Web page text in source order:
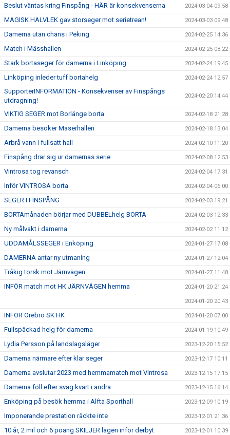
Beslut väntas kring Finspång - HÄR är konsekvenserna 2024-03-04 09:58
MAGISK HALVLEK gav storseger mot serietrean! 2024-03-03 09:48
Damerna utan chans i Peking 2024-02-25 14:36
Match i Mässhallen 2024-02-25 08:22
Stark bortaseger för damerna i Linköping 2024-02-24 19:45
Linköping inleder tuff bortahelg 2024-02-24 12:57
SupporterINFORMATION - Konsekvenser av Finspångs
utdragning!
2024-02-20 14:44
VIKTIG SEGER mot Borlänge borta 2024-02-18 21:28
Damerna besöker Maserhallen 2024-02-18 13:04
Arbrå vann i fullsatt hall 2024-02-10 11:20
Finspång drar sig ur damernas serie 2024-02-08 12:53
Vintrosa tog revansch 2024-02-04 17:31
Inför VINTROSA borta 2024-02-04 06:00
SEGER I FINSPÅNG 2024-02-03 19:21
BORTAmånaden börjar med DUBBELhelg BORTA 2024-02-03 12:33
Ny målvakt i damerna 2024-02-02 11:12
UDDAMÅLSSEGER i Enköping 2024-01-27 17:08
DAMERNA antar ny utmaning 2024-01-27 12:04
Tråkig torsk mot Järnvägen 2024-01-27 11:48
INFÖR match mot HK JÄRNVÄGEN hemma 2024-01-20 21:24
2024-01-20 20:43
INFÖR Örebro SK HK 2024-01-20 07:00
Fullspäckad helg för damerna 2024-01-19 10:49
Lydia Persson på landslagsläger 2023-12-20 15:52
Damerna närmare efter klar seger 2023-12-17 10:11
Damerna avslutar 2023 med hemmamatch mot Vintrosa 2023-12-15 17:15
Damerna föll efter svag kvart i andra 2023-12-15 16:14
Enköping på besök hemma i Alfta Sporthall 2023-12-09 10:19
Imponerande prestation räckte inte 2023-12-01 21:36
10 år, 2 mil och 6 poäng SKILJER lagen inför derbyt 2023-12-01 10:39